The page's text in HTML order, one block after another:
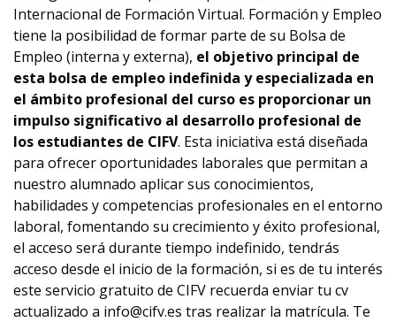
Internacional de Formación Virtual. Formación y Empleo
tiene la posibilidad de formar parte de su Bolsa de
Empleo (interna y externa), el objetivo principal de
esta bolsa de empleo indefinida y especializada en
el ámbito profesional del curso es proporcionar un
impulso significativo al desarrollo profesional de
los estudiantes de CIFV. Esta iniciativa está diseñada
para ofrecer oportunidades laborales que permitan a
nuestro alumnado aplicar sus conocimientos,
habilidades y competencias profesionales en el entorno
laboral, fomentando su crecimiento y éxito profesional,
el acceso será durante tiempo indefinido, tendrás
acceso desde el inicio de la formación, si es de tu interés
este servicio gratuito de CIFV recuerda enviar tu cv
actualizado a info@cifv.es tras realizar la matrícula. Te